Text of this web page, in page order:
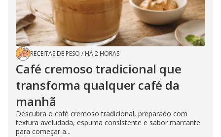
RECEITAS DE PESO / HÁ 2 HORAS
Café cremoso tradicional que
transforma qualquer café da
manhã
Descubra o café cremoso tradicional, preparado com
textura aveludada, espuma consistente e sabor marcante
para começar a...